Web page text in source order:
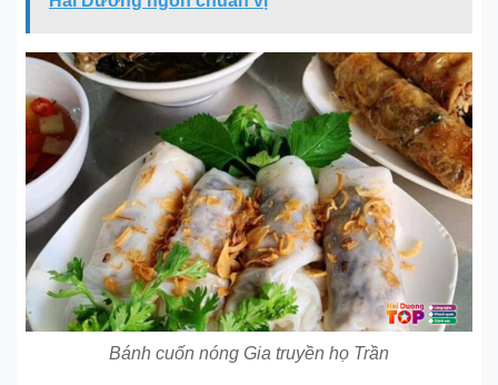
Bánh cuốn nóng Gia truyền họ Trần